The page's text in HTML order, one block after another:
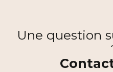
Une question